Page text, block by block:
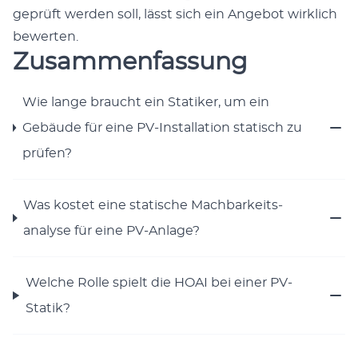
geprüft wer­den soll, lässt sich ein Ange­bot wirk­lich
bew­erten.
Zusammenfassung
Wie lange braucht ein Sta­tik­er, um ein
Gebäude für eine PV-Instal­la­tion sta­tisch zu
prüfen?
Was kostet eine sta­tis­che Mach­barkeit­s­
analyse für eine PV-Anlage?
Welche Rolle spielt die HOAI bei ein­er PV-
Sta­tik?